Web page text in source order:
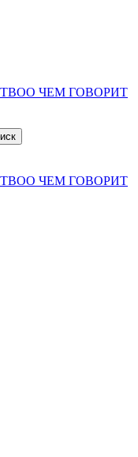
О ЧЕМ ГОВОРИТ
О ЧЕМ ГОВОРИТ